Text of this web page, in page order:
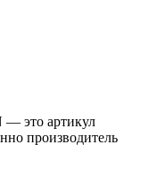
— это артикул
производитель